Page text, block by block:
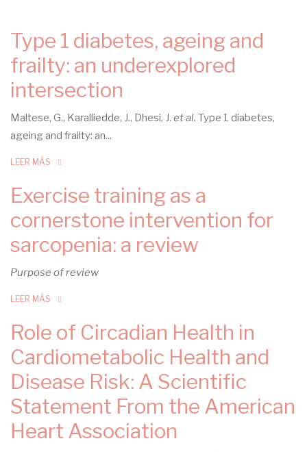
Type 1 diabetes, ageing and
frailty: an underexplored
intersection
Maltese, G., Karalliedde, J., Dhesi, J. et al. Type 1 diabetes,
ageing and frailty: an...
LEER MÁS
Exercise training as a
cornerstone intervention for
sarcopenia: a review
Purpose of review
LEER MÁS
Role of Circadian Health in
Cardiometabolic Health and
Disease Risk: A Scientific
Statement From the American
Heart Association